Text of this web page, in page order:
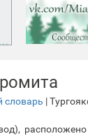
словарь |